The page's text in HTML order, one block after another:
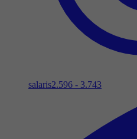
salaris2.596 - 3.743